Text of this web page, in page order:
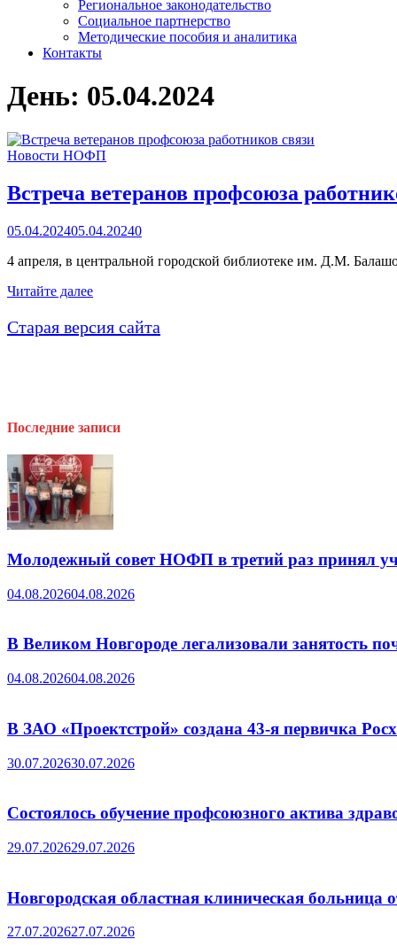
Региональное законодательство
Социальное партнерство
Методические пособия и аналитика
Контакты
День: 05.04.2024
Новости НОФП
Встреча ветеранов профсоюза
05.04.202405.04.20240
4 апреля, в центральной городской библиотеке им. Д.М.
Встреча
профсоюза
работников
Читайте далее
Старая версия сайта
Последние записи
Молодежный совет НОФП в третий раз принял
04.08.202604.08.2026
В Великом Новгороде легализовали занятость
04.08.202604.08.2026
В ЗАО «Проектстрой» создана 43-я первичка
30.07.202630.07.2026
Состоялось обучение профсоюзного актива
29.07.202629.07.2026
Новгородская областная клиническая больница
27.07.202627.07.2026